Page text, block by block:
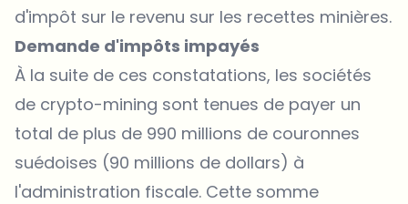
d'impôt sur le revenu sur les recettes minières.
Demande d'impôts impayés
À la suite de ces constatations, les sociétés
de crypto-mining sont tenues de payer un
total de plus de 990 millions de couronnes
suédoises (90 millions de dollars) à
l'administration fiscale. Cette somme